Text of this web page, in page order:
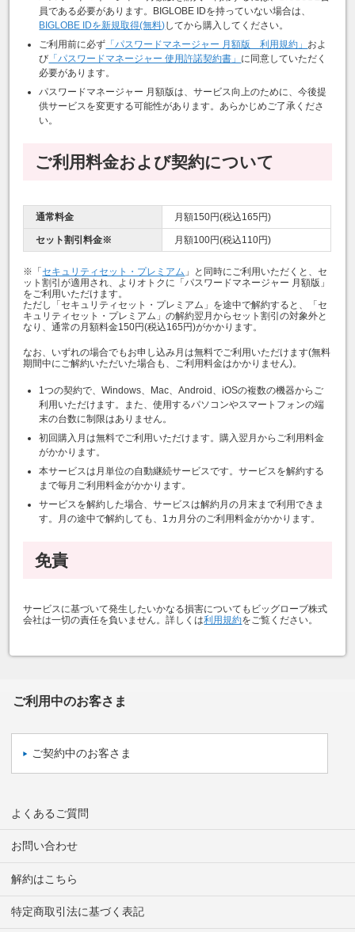
員である必要があります。BIGLOBE IDを持っていない場合は、
BIGLOBE IDを新規取得(無料)してから購入してください。
ご利用前に必ず 「パスワードマネージャー 月額版 利用規約」 およ
び 「パスワードマネージャー 使用許諾契約書」 に同意していただく
必要があります。
パスワードマネージャー 月額版は、サービス向上のために、今後提
供サービスを変更する可能性があります。あらかじめご了承くださ
い。
ご利用料金および契約について
通常料金 月額150円(税込165円)
セット割引料金※ 月額100円(税込110円)
※「セキュリティセット・プレミアム 」と同時にご利用いただくと、セ
ット割引が適用され、よりオトクに「パスワードマネージャー 月額版」
をご利用いただけます。
ただし「セキュリティセット・プレミアム」を途中で解約すると、「セ
キュリティセット・プレミアム」の解約翌月からセット割引の対象外と
なり、通常の月額料金150円(税込165円)がかかります。
なお、いずれの場合でも お申し込み月は無料でご利用いただけます(無料
期間中にご解約いただいた場合も、ご利用料金はかかりません)。
1つの契約で、Windows、Mac、Android、iOSの複数の機器からご
利用いただけます。また、使用するパソコンやスマートフォンの端
末の台数に制限はありません。
初回購入月は無料でご利用いただけます。購入翌月からご利用料金
がかかります。
本サービスは月単位の自動継続サービスです。サービスを解約する
まで毎月ご利用料金がかかります。
サービスを解約した場合、サービスは解約月の月末まで利用できま
す。月の途中で解約しても、1カ月分のご利用料金がかかります。
免責
サービスに基づいて発生したいかなる損害についてもビッグローブ株式
会社は一切の責任を負いません。詳しくは利用規約をご覧ください。
ご利用中のお客さま
ご契約中のお客さま
よくあるご質問
お問い合わせ
解約はこちら
特定商取引法に基づく表記